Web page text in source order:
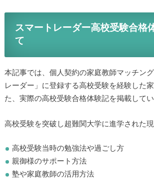
スマートレーダー高校受験合格
て
本記事では、個人契約の家庭教師マッチン
レーダー」に登録する高校受験を経験した
た、実際の高校受験合格体験記を掲載してい
高校受験を突破し超難関大学に進学された現
高校受験当時の勉強法や過ごし方
親御様のサポート方法
塾や家庭教師の活用方法